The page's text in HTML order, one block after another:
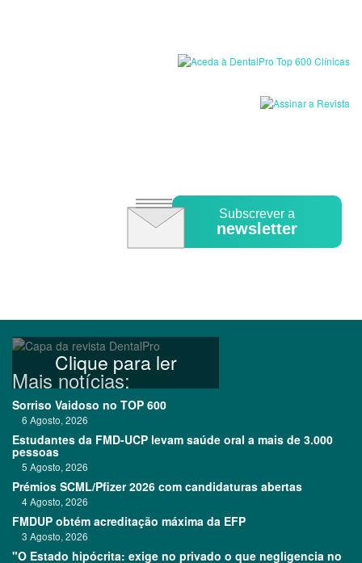
Subscrever a
newsletter
Clique para ler
Mais notícias:
Sorriso Vaidoso no TOP 600
6 Agosto, 2026
Estudantes da FMD-UCP levam saúde oral a mais de 3.000
pessoas
5 Agosto, 2026
Prémios SCML/Pfizer 2026 com candidaturas abertas
4 Agosto, 2026
FMDUP obtém acreditação máxima da EFP
3 Agosto, 2026
"O Estado hipócrita: exige no privado o que negligencia no